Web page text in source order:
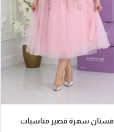
فستان سهرة قصير مناسبات